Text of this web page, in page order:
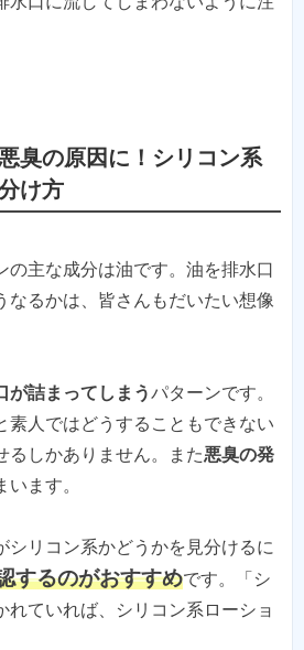
臭の原因に！シリコン系
け方
の主な成分は油です。油を排水口
なるかは、皆さんもだいたい想像
が詰まってしまうパターンです。
素人ではどうすることもできない
るしかありません。また悪臭の発
います。
シリコン系かどうかを見分けるに
するのがおすすめです。「シ
れていれば、シリコン系ローショ